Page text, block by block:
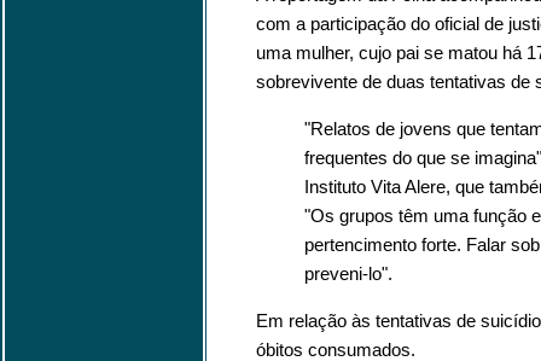
com a participação do oficial de
uma mulher, cujo pai se matou há
sobrevivente de duas tentativas de
"Relatos de jovens que
frequentes do que se
Instituto Vita Alere, que
"Os grupos têm uma função
pertencimento forte. Falar
preveni-lo".
Em relação às tentativas de
óbitos consumados.